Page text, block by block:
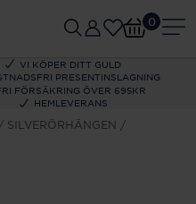
VI KÖPER DITT GULD
PRESENTINSLAGNING
FÖRSÄKRING ÖVER 695KR
HEMLEVERANS
0
SILVERÖRHÄNGEN